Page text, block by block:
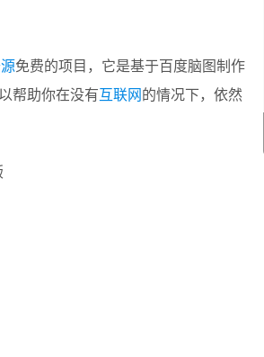
免费的项目，它是基于百度脑图制作
帮助你在没有互联网的情况下，依然